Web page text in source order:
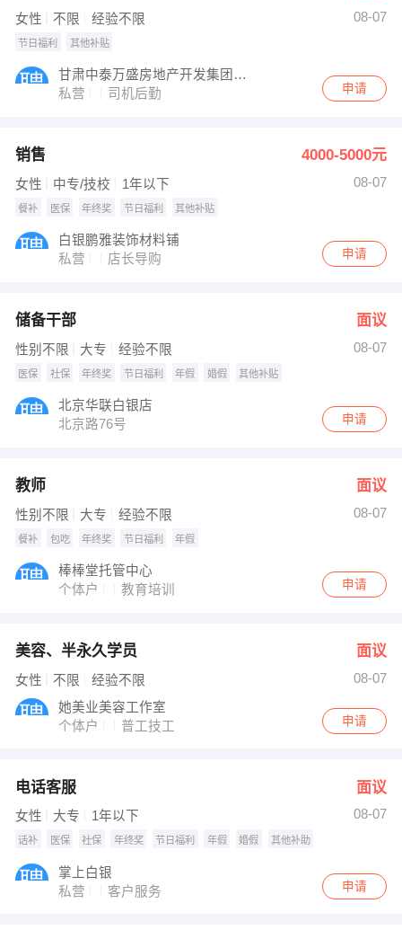
女性 不限 经验不限 08-07
节日福利 其他补贴
甘肃中泰万盛房地产开发集团有限公司
私营
司机后勤 申请
销售 4000-5000元
女性 中专/技校 1年以下 08-07
餐补 医保 年终奖 节日福利 其他补贴
白银鹏雅装饰材料铺
私营
店长导购 申请
储备干部 面议
性别不限 大专 经验不限 08-07
医保 社保 年终奖 节日福利 年假 婚假 其他补贴
北京华联白银店
北京路76号
申请
教师 面议
性别不限 大专 经验不限 08-07
餐补 包吃 年终奖 节日福利 年假
棒棒堂托管中心
个体户
教育培训 申请
美容、半永久学员 面议
女性 不限 经验不限
08-07
她美业美容工作室
个体户
普工技工 申请
电话客服 面议
女性 大专 1年以下 08-07
话补 医保 社保 年终奖 节日福利 年假 婚假 其他补助
掌上白银
私营
客户服务 申请